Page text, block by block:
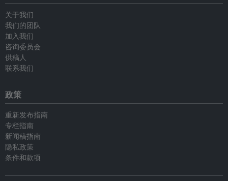
关于我们
我们的团队
加入我们
咨询委员会
供稿人
联系我们
政策
重新发布指南
专栏指南
新闻稿指南
隐私政策
条件和款项